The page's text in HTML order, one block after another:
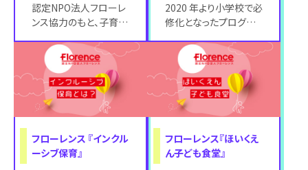
認定NPO法人フローレ
ンス協力のもと、子育て
報を提供いたします。 フ
ローレンスは
2020 年より小学校で必
修化となったプログラミ
と不安を抱いている親
御さんは多
フローレンス 『インクル
ーシブ保育』
フローレンス『ほいくえ
ん子ども食堂』